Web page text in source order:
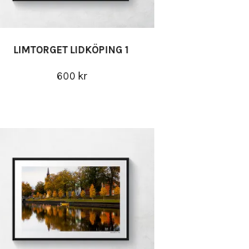
LIMTORGET LIDKÖPING 1
600 kr